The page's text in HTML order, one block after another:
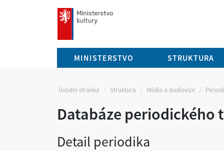
mkcr.cz
MINISTERSTVO STRUKTURA
Úvodní stránka Struktura Média a audiovize
Databáze periodického
Detail periodika